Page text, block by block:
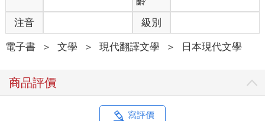
迎」，但我是哥哥的弟弟，當然更相信哥哥說的話。
「聽你的描述，感覺那個女生很文靜，所以你當然要積極主動才
行，不要畏畏縮縮。既然是男生……」
「既然是男生怎麼樣？」
話。」
「但是她很難親近，而且我也不希望因為我主動找她說話，讓她
注音 級別
電子書 ＞ 文學 ＞ 現代翻譯文學 ＞ 日本現代文學
商品評價
寫評價